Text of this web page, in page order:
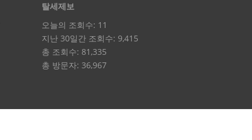
탈세제보
오늘의 조회수: 11
지난 30일간 조회수: 9,415
총 조회수: 81,335
총 방문자: 36,967